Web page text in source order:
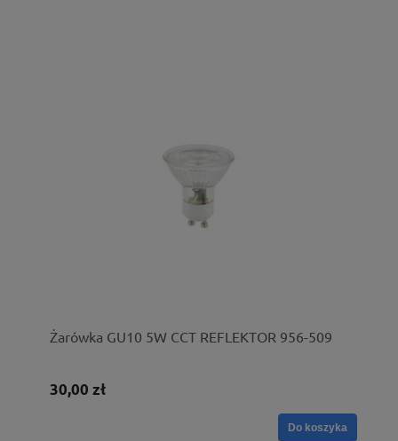
Żarówka GU10 5W CCT REFLEKTOR 956-509
30,00 zł
Do koszyka